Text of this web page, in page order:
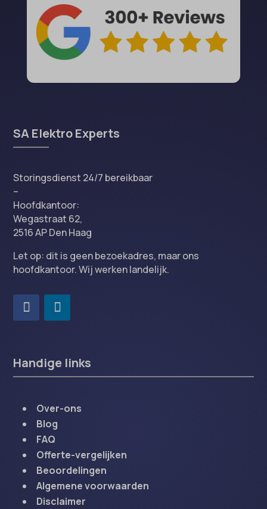
SA Elektro Experts
Storingsdienst 24/7 bereikbaar
–
Hoofdkantoor:
Wegastraat 62,
2516 AP Den Haag
Let op: dit is geen bezoekadres, maar ons
hoofdkantoor. Wij werken landelijk.
Handige links
Over-ons
Blog
FAQ
Offerte-vergelijken
Beoordelingen
Algemene voorwaarden
Disclaimer